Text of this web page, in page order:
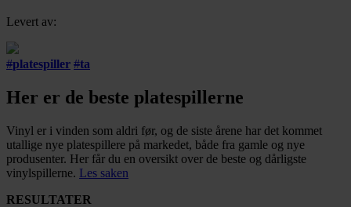
Levert av:
#platespiller #ta
Her er de beste platespillerne
Vinyl er i vinden som aldri før, og de siste årene har det kommet
utallige nye platespillere på markedet, både fra gamle og nye
produsenter. Her får du en oversikt over de beste og dårligste
vinylspillerne. Les saken
RESULTATER